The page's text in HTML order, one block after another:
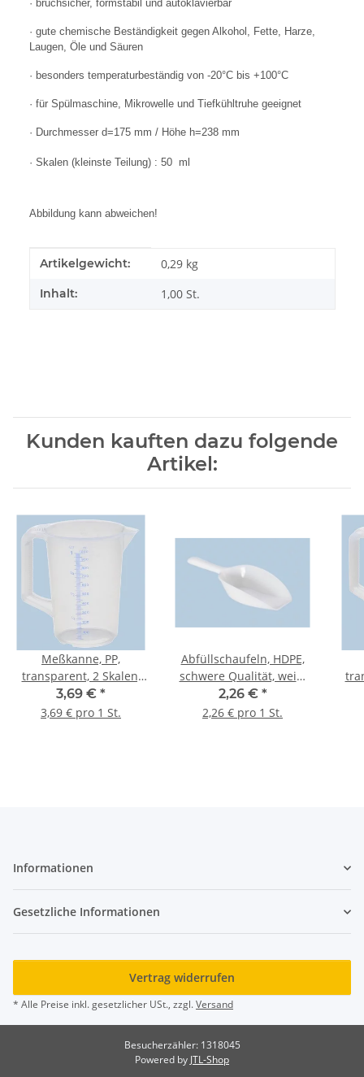
· bruchsicher, formstabil und autoklavierbar
· gute chemische Beständigkeit gegen Alkohol, Fette, Harze,
Laugen, Öle und Säuren
· besonders temperaturbeständig von -20°C bis +100°C
· für Spülmaschine, Mikrowelle und Tiefkühltruhe geeignet
· Durchmesser d=175 mm / Höhe h=238 mm
· Skalen (kleinste Teilung) : 50 ml
Abbildung kann abweichen!
Produkteigenschaft
Wert
Artikelgewicht: 0,29 kg
Inhalt: 1,00 St.
Kunden kauften dazu folgende
Artikel:
Meßkanne, PP,
transparent, 2 Skalen,
säure- u.
chemikalienbeständig,
3,69 € *
3,69 € pro 1 St.
Abfüllschaufeln, HDPE,
schwere Qualität, weiß,
säure- u. chemikalienb.,
230 ml, 250 mm L.
2,26 € *
2,26 € pro 1 St.
Informationen
Gesetzliche Informationen
Vertrag widerrufen
* Alle Preise inkl. gesetzlicher USt., zzgl.Versand
Besucherzähler: 1318045
Powered by JTL-Shop